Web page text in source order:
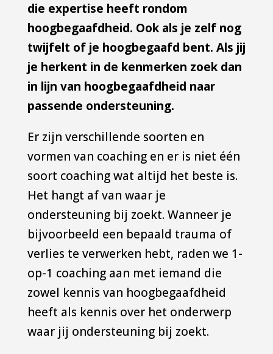
die expertise heeft rondom
hoogbegaafdheid. Ook als je zelf nog
twijfelt of je hoogbegaafd bent. Als jij
je herkent in de kenmerken zoek dan
in lijn van hoogbegaafdheid naar
passende ondersteuning.
Er zijn verschillende soorten en
vormen van coaching en er is niet één
soort coaching wat altijd het beste is.
Het hangt af van waar je
ondersteuning bij zoekt. Wanneer je
bijvoorbeeld een bepaald trauma of
verlies te verwerken hebt, raden we 1-
op-1 coaching aan met iemand die
zowel kennis van hoogbegaafdheid
heeft als kennis over het onderwerp
waar jij ondersteuning bij zoekt.